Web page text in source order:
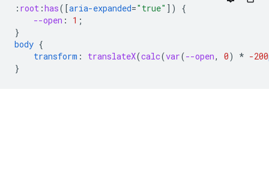
: root :has([aria-expanded="true" ])
{
--open : 1 ;
}
body {
transform : translateX(calc(var(--open, 0) * -200
}